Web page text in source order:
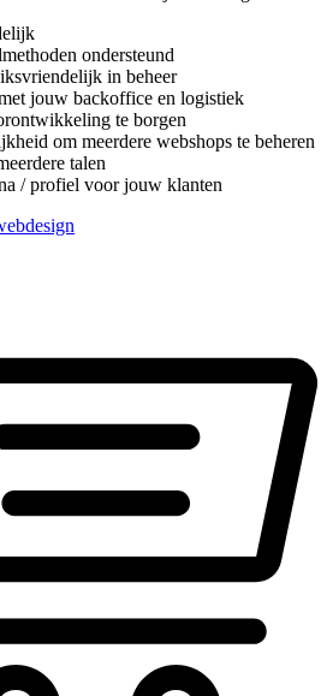
ondersteund
in beheer
jouw backoffice en logistiek
te borgen
om meerdere webshops te beheren
talen
/ profiel voor jouw klanten